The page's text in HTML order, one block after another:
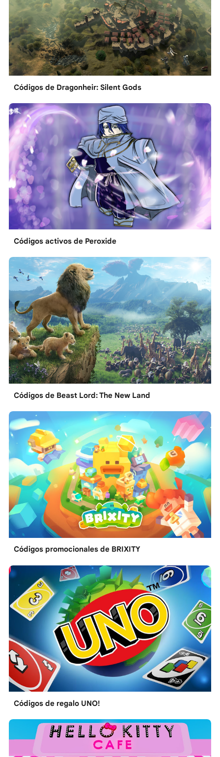
Códigos de Dragonheir: Silent Gods
Códigos activos de Peroxide
Códigos de Beast Lord: The New Land
Códigos promocionales de BRIXITY
Códigos de regalo UNO!